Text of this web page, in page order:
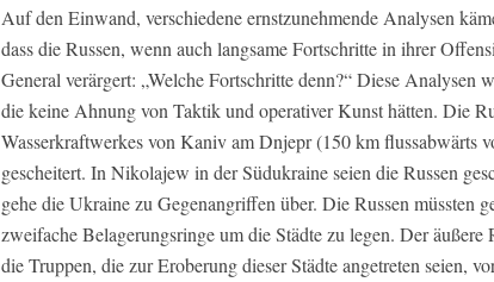
Auf den Einwand, verschiedene ernstzunehmende Analysen
dass die Russen, wenn auch langsame Fortschritte in ihrer
General verärgert: „Welche Fortschritte denn?“ Diese Analysen
die keine Ahnung von Taktik und operativer Kunst hätten. Die
Wasserkraftwerkes von Kaniv am Dnjepr (150 km flussabwärts
gescheitert. In Nikolajew in der Südukraine seien die Russen
gehe die Ukraine zu Gegenangriffen über. Die Russen müssten
zweifache Belagerungsringe um die Städte zu legen. Der
die Truppen, die zur Eroberung dieser Städte angetreten seien,